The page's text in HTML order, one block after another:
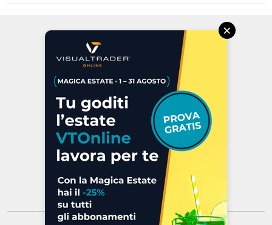
Via Macanno, 38/A
P.IVA 02 452 460 401
Chi siamo
Commenti e segnalazioni
Contattaci
×